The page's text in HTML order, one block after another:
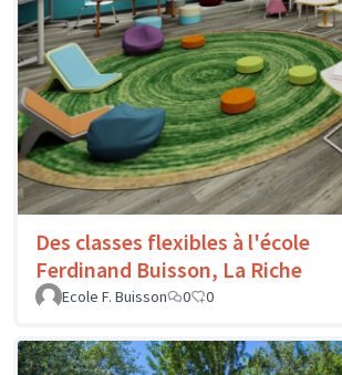
Des classes flexibles à l'école
Ferdinand Buisson, La Riche
Ecole F. Buisson
0 0